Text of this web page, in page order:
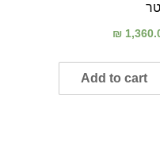
₪
Add to cart